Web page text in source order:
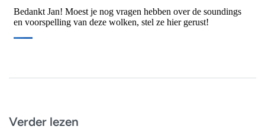
Verder lezen